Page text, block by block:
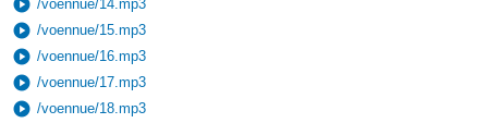
play_circle
play_circle /voennue/15.mp3
play_circle /voennue/16.mp3
play_circle /voennue/17.mp3
play_circle /voennue/18.mp3